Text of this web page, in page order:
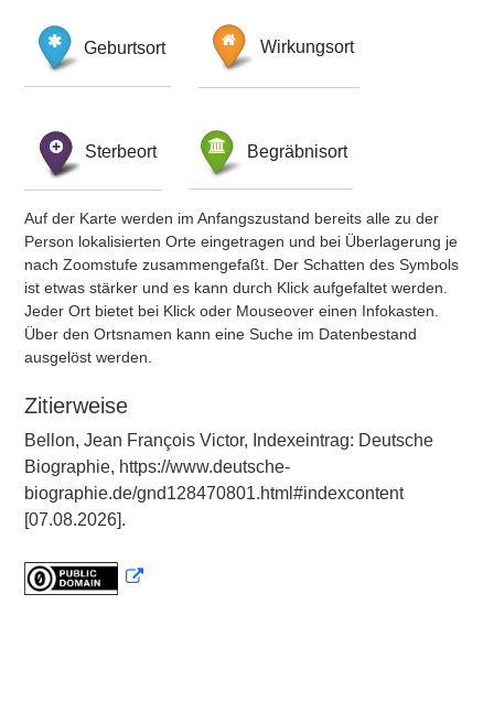
Geburtsort Wirkungsort
Sterbeort Begräbnisort
Auf der Karte werden im Anfangszustand bereits alle zu der
Person lokalisierten Orte eingetragen und bei Überlagerung je
nach Zoomstufe zusammengefaßt. Der Schatten des Symbols
ist etwas stärker und es kann durch Klick aufgefaltet werden.
Jeder Ort bietet bei Klick oder Mouseover einen Infokasten.
Über den Ortsnamen kann eine Suche im Datenbestand
ausgelöst werden.
Zitierweise
Bellon, Jean François Victor, Indexeintrag: Deutsche
Biographie, https://www.deutsche-
biographie.de/gnd128470801.html#indexcontent
[07.08.2026].